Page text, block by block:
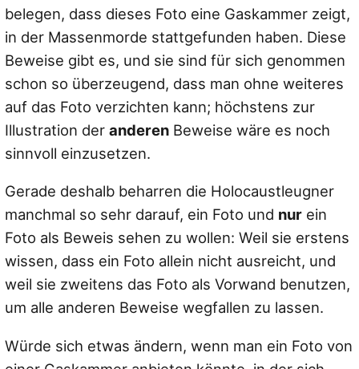
belegen, dass dieses Foto eine Gaskammer zeigt,
in der Massenmorde stattgefunden haben. Diese
Beweise gibt es, und sie sind für sich genommen
schon so überzeugend, dass man ohne weiteres
auf das Foto verzichten kann; höchstens zur
Illustration deranderen Beweise wäre es noch
sinnvoll einzusetzen.
Gerade deshalb beharren die Holocaustleugner
manchmal so sehr darauf, ein Foto und nur ein
Foto als Beweis sehen zu wollen: Weil sie erstens
wissen, dass ein Foto allein nicht ausreicht, und
weil sie zweitens das Foto als Vorwand benutzen,
um alle anderen Beweise wegfallen zu lassen.
Würde sich etwas ändern, wenn man ein Foto von